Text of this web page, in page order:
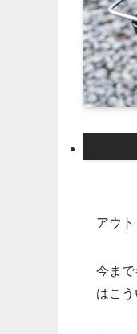
アウ
今ま
はこ